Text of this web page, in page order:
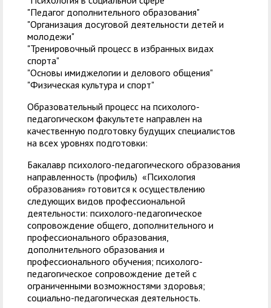
"Педагог дополнительного образования"
"Организация досуговой деятельности детей и
молодежи"
"Тренировочный процесс в избранных видах
спорта"
"Основы имиджелогии и делового общения"
"Физическая культура и спорт"
Образовательный процесс на психолого-
педагогическом факультете направлен на
качественную подготовку будущих специалистов
на всех уровнях подготовки:
Бакалавр психолого-педагогического образования
направленность (профиль) «Психология
образования» готовится к осуществлению
следующих видов профессиональной
деятельности: психолого-педагогическое
сопровождение общего, дополнительного и
профессионального образования,
дополнительного образования и
профессионального обучения; психолого-
педагогическое сопровождение детей с
ограниченными возможностями здоровья;
социально-педагогическая деятельность.